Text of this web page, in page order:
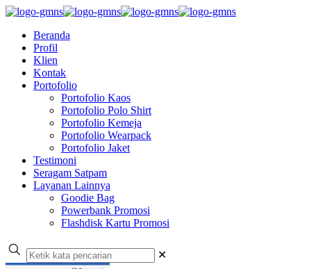
Beranda
Profil
Klien
Kontak
Portofolio
Portofolio Kaos
Portofolio Polo Shirt
Portofolio Kemeja
Portofolio Wearpack
Portofolio Jaket
Testimoni
Seragam Satpam
Layanan Lainnya
Goodie Bag
Powerbank Promosi
Flashdisk Kartu Promosi
✕